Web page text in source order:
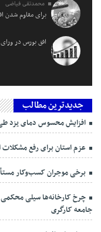
محمدتقی فیاضی
برای مقاوم شدن
افق بورس در
جدیدترین مطالب
افزایش محسوس دمای یزد
عزم استان برای رفع
برخی موجران کسب‌وکار
چرخ کارخانه‌ها سیلی
جامعه کارگری